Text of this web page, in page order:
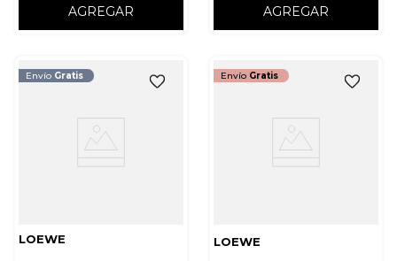
AGREGAR AGREGAR
Envío Gratis
LOEWE
Envío Gratis
LOEWE